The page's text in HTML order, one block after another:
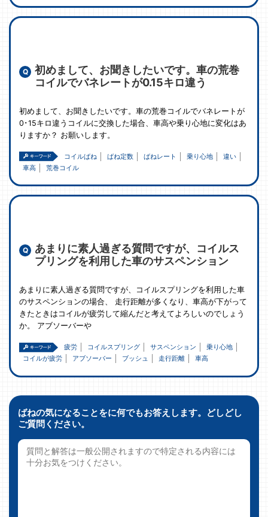
初めまして、お聞きしたいです。車の荒巻
コイルでバネレートが0.15キロ違う
初めまして、お聞きしたいです。車の荒巻コイルでバネレートが
0･15キロ違うコイルに交換した場合、車高や乗り心地に変化はあ
りますか？ お願いします。
コイルばね ばね定数 ばねレート 乗り心地
違い
車高
荒巻コイル
あまりに素人過ぎる質問ですが、コイルス
プリングを利用した車のサスペンション
あまりに素人過ぎる質問ですが、コイルスプリングを利用した車
のサスペンションの場合、 走行距離が多くなり、車高が下がって
きたときはコイルが疲労して縮んだと考えてよろしいのでしょう
か。 アブソーバーや
疲労 コイルスプリング サスペンション
乗り心地
コイルが疲労
アブソーバー ブッシュ 走行距離 車高
ばねの気になることをに何でもお答えします。どしどし
ご質問ください。